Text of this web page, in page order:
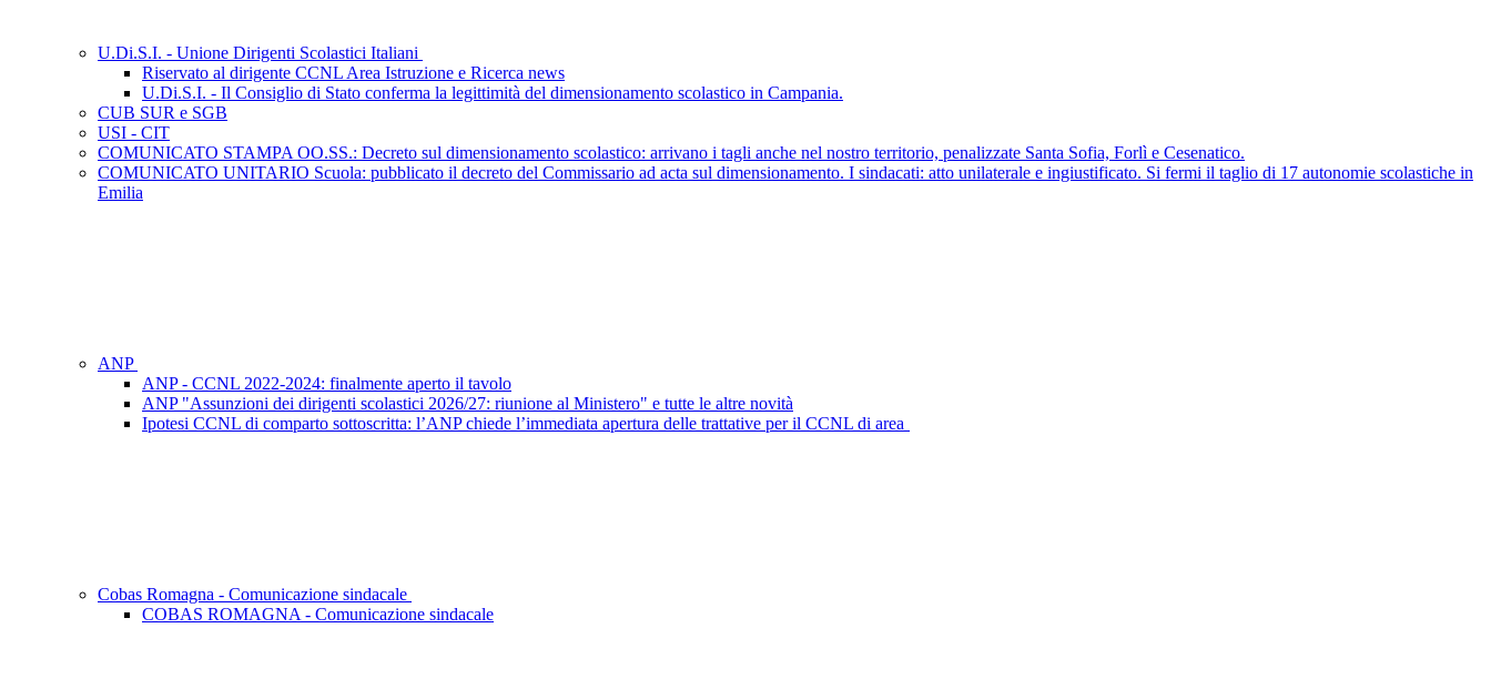
U.Di.S.I. - Unione Dirigenti Scolastici Italiani
Riservato al dirigente CCNL Area Istruzione e Ricerca news
U.Di.S.I. - Il Consiglio di Stato conferma la legittimità del dimensionamento scolastico in Campania.
CUB SUR e SGB
USI - CIT
COMUNICATO STAMPA OO.SS.: Decreto sul dimensionamento scolastico: arrivano i tagli anche nel nostro territorio, penalizzate Santa Sofia, Forlì e Cesenatico.
COMUNICATO UNITARIO Scuola: pubblicato il decreto del Commissario ad acta sul dimensionamento. I sindacati: atto unilaterale e ingiustificato. Si fermi il taglio di 17 autonomie scolastiche in
Emilia
ANP
ANP - CCNL 2022-2024: finalmente aperto il tavolo
ANP "Assunzioni dei dirigenti scolastici 2026/27: riunione al Ministero" e tutte le altre novità
Ipotesi CCNL di comparto sottoscritta: l’ANP chiede l’immediata apertura delle trattative per il CCNL di area
Cobas Romagna - Comunicazione sindacale
COBAS ROMAGNA - Comunicazione sindacale